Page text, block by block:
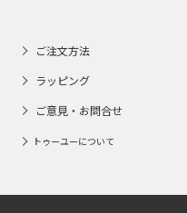
ご注文方法
ラッピング
ご意見・お問合せ
トゥーユーについて